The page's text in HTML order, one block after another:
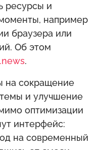
ресурсы и
например
браузера или
Об этом
.
на сокращение
и улучшение
оптимизации
интерфейс:
на современный